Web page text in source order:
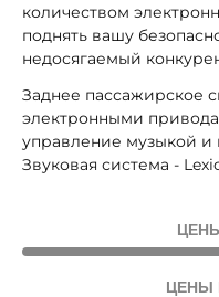
количеством
поднять вашу
недосягаемый
Заднее пассажирское
электронными
управление музыкой и
Звуковая система -
ЦЕНЫ